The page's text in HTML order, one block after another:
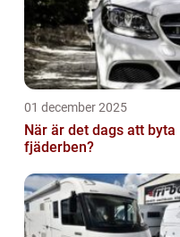
01 december 2025
När är det dags att byta
fjäderben?